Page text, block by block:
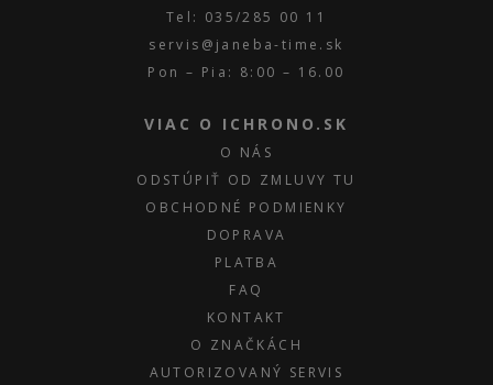
Tel: 035/285 00 11
servis@janeba-time.sk
Pon – Pia: 8:00 – 16.00
VIAC O ICHRONO.SK
O NÁS
ODSTÚPIŤ OD ZMLUVY TU
OBCHODNÉ PODMIENKY
DOPRAVA
PLATBA
FAQ
KONTAKT
O ZNAČKÁCH
AUTORIZOVANÝ SERVIS